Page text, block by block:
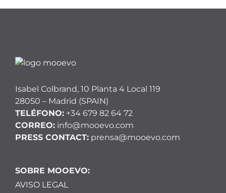
Isabel Colbrand, 10 Planta 4 Local 119
28050 – Madrid (SPAIN)
TELÉFONO: +34 679 82 64 72
CORREO: info@mooevo.com
PRESS CONTACT: prensa@mooevo.com
SOBRE MOOEVO:
AVISO LEGAL